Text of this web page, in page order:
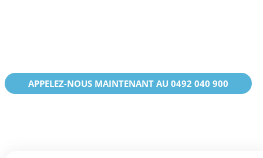
APPELEZ-NOUS MAINTENANT AU 0492 040 900